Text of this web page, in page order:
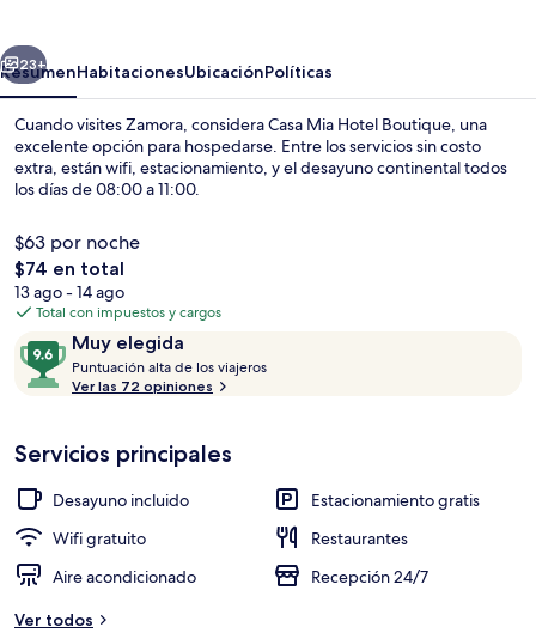
Siguiente
23+
ResumenHabitacionesUbicaciónPolíticas
Cuando visites Zamora, considera Casa Mia Hotel Boutique, una
excelente opción para hospedarse. Entre los servicios sin costo
extra, están wifi, estacionamiento, y el desayuno continental todos
los días de 08:00 a 11:00.
$63 por noche
El
precio
total
de
$74
$74 en total
13 ago - 14 ago
Total con impuestos y cargos
OpinionesMuy elegida
9.6
de
10,
elegida
Puntuación alta de los viajeros
c
ó
Ver las 72 opiniones
Servicios principales
Desayuno incluido
Estacionamiento gratis
Wifi gratuito
Restaurantes
Aire acondicionado
Recepción 24/7
Ver todos